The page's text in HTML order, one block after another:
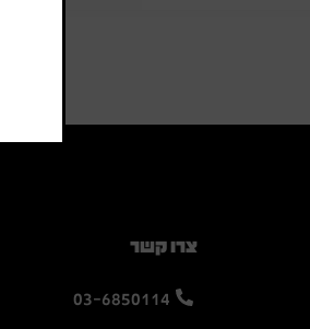
צרו קשר
03-6850114